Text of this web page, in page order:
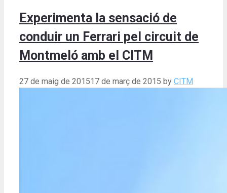
Experimenta la sensació de
conduir un Ferrari pel circuit de
Montmeló amb el CITM
27 de maig de 201517 de març de 2015 by CITM